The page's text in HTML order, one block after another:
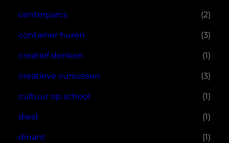
centerparcs (2)
container huren (3)
creatief denken (1)
creatieve cursussen (3)
cultuur op school (1)
diest (1)
dinant (1)